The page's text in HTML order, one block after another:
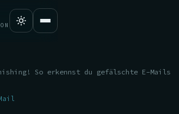
So erkennst du gefälschte E-Mails